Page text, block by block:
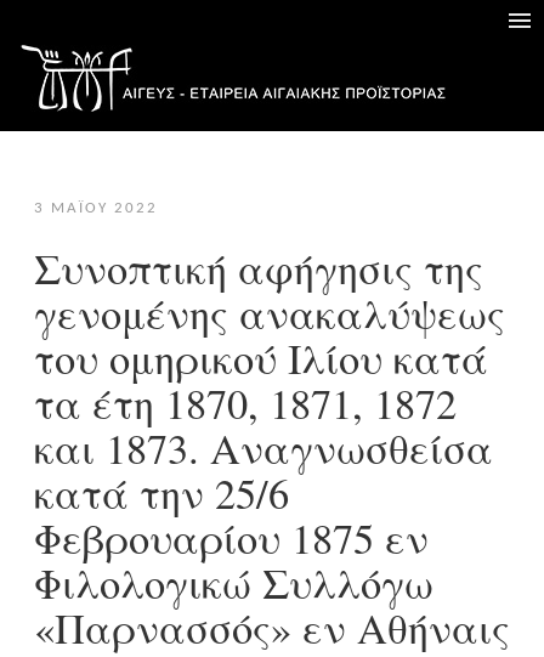
3 ΜΑΪ́ΟΥ 2022
Συνοπτική αφήγησις της
γενομένης ανακαλύψεως
του ομηρικού Ιλίου κατά
τα έτη 1870, 1871, 1872
και 1873. Αναγνωσθείσα
κατά την 25/6
Φεβρουαρίου 1875 εν
Φιλολογικώ Συλλόγω
«Παρνασσός» εν Αθήναις